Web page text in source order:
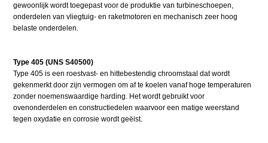
gewoonlijk wordt toegepast voor de produktie van turbineschoepen,
onderdelen van vliegtuig- en raketmotoren en mechanisch zeer hoog
belaste onderdelen.
Type 405 (UNS S40500)
Type 405 is een roestvast- en hittebestendig chroomstaal dat wordt
gekenmerkt door zijn vermogen om af te koelen vanaf hoge temperaturen
zonder noemenswaardige harding. Het wordt gebruikt voor
ovenonderdelen en constructiedelen waarvoor een matige weerstand
tegen oxydatie en corrosie wordt geëist.